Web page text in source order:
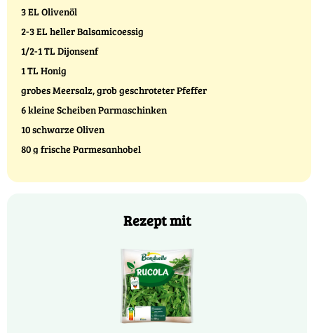
3 EL Olivenöl
2-3 EL heller Balsamicoessig
1/2-1 TL Dijonsenf
1 TL Honig
grobes Meersalz, grob geschroteter Pfeffer
6 kleine Scheiben Parmaschinken
10 schwarze Oliven
80 g frische Parmesanhobel
Rezept mit